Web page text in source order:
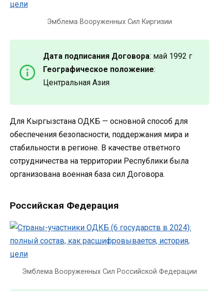
Эмблема Вооруженных Сил Киргизии
Дата подписания Договора: май 1992 г
Географическое положение:
Центральная Азия
Для Кыргызстана ОДКБ — основной способ для
обеспечения безопасности, поддержания мира и
стабильности в регионе. В качестве ответного
сотрудничества на территории Республики была
организована военная база сил Договора.
Российская Федерация
Эмблема Вооруженных Сил Российской Федерации